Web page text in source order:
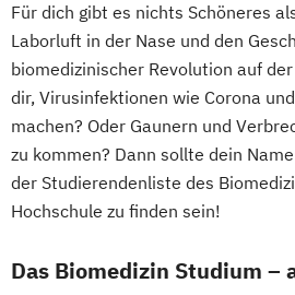
Für dich gibt es nichts Schöneres
Laborluft in der Nase und den
biomedizinischer Revolution auf
dir, Virusinfektionen wie Corona
machen? Oder Gaunern und
zu kommen? Dann sollte dein
der Studierendenliste des
Hochschule zu finden sein!
Das Biomedizin Studium –